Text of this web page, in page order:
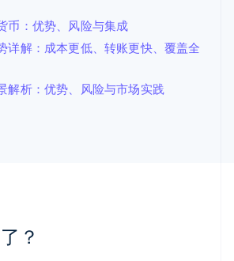
币：优势、风险与集成
详解：成本更低、转账更快、覆盖全
解析：优势、风险与市场实践
？
English